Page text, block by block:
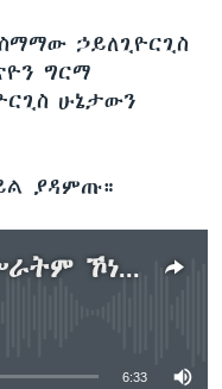
ኃይለጊዮርጊስ
ግርማ
ሁኔታውን
ያዳምጡ።
የዞን ዘጠኝ ጦማሪያን መሥራትም ኾነ ከሀገር መውጣት እንደተከለከሉ ገለጹ
available
6:33